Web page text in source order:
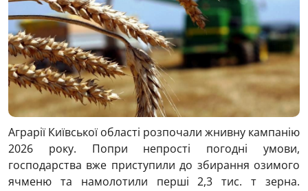
Аграрії Київської області розпочали жнивну кампанію
2026 року. Попри непрості погодні умови,
господарства вже приступили до збирання озимого
ячменю та намолотили перші 2,3 тис. т зерна.